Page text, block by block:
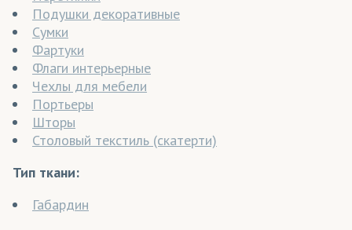
Подушки декоративные
Сумки
Фартуки
Флаги интерьерные
Чехлы для мебели
Портьеры
Шторы
Столовый текстиль (скатерти)
Тип ткани:
Габардин